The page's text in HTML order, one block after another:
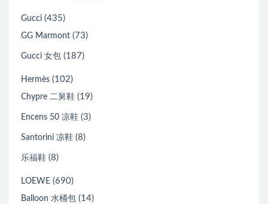
Gucci (435)
GG Marmont (73)
Gucci 女包 (187)
Hermès (102)
Chypre 二舅鞋 (19)
Encens 50 凉鞋 (3)
Santorini 凉鞋 (8)
乐福鞋 (8)
LOEWE (690)
Balloon 水桶包 (14)